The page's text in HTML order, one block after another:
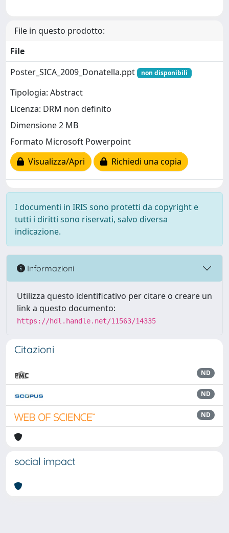
File in questo prodotto:
File
Poster_SICA_2009_Donatella.ppt
non disponibili
Tipologia: Abstract
Licenza: DRM non definito
Dimensione 2 MB
Formato Microsoft Powerpoint
Visualizza/Apri
Richiedi una copia
I documenti in IRIS sono protetti da copyright e
tutti i diritti sono riservati, salvo diversa
indicazione.
Informazioni
Utilizza questo identificativo per citare o creare un
link a questo documento:
https://hdl.handle.net/11563/14335
Citazioni
ND
ND
ND
social impact